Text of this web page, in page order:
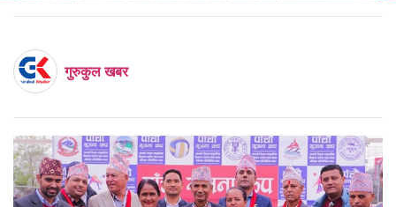
गुरुकुल खबर